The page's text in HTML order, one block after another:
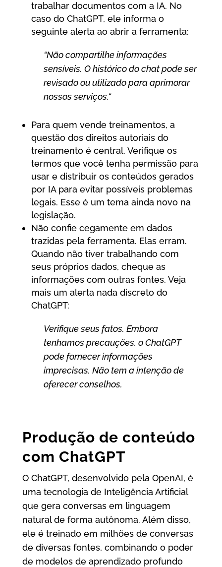
trabalhar documentos com a IA. No
caso do ChatGPT, ele informa o
seguinte alerta ao abrir a ferramenta:
“Não compartilhe informações
sensíveis. O histórico do chat pode ser
revisado ou utilizado para aprimorar
nossos serviços.“
Para quem vende treinamentos, a
questão dos direitos autoriais do
treinamento é central. Verifique os
termos que você tenha permissão para
usar e distribuir os conteúdos gerados
por IA para evitar possíveis problemas
legais. Esse é um tema ainda novo na
legislação.
Não confie cegamente em dados
trazidas pela ferramenta. Elas erram.
Quando não tiver trabalhando com
seus próprios dados, cheque as
informações com outras fontes. Veja
mais um alerta nada discreto do
ChatGPT:
Verifique seus fatos. Embora
tenhamos precauções, o ChatGPT
pode fornecer informações
imprecisas. Não tem a intenção de
oferecer conselhos.
Produção de conteúdo
com ChatGPT
O ChatGPT, desenvolvido pela OpenAI, é
uma tecnologia de Inteligência Artificial
que gera conversas em linguagem
natural de forma autônoma. Além disso,
ele é treinado em milhões de conversas
de diversas fontes, combinando o poder
de modelos de aprendizado profundo